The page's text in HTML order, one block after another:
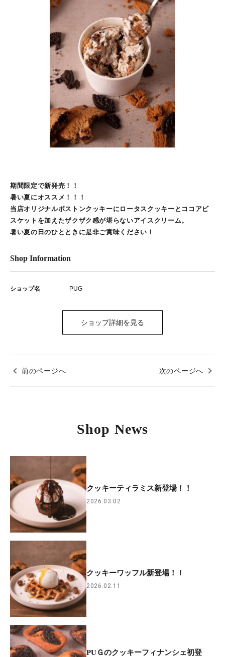
期間限定で新発売！！
暑い夏にオススメ！！！
当店オリジナルボストンクッキーにロータスクッキーとココアビ
スケットを加えたザクザク感が堪らないアイスクリーム。
暑い夏の日のひとときに是非ご賞味ください！
Shop Information
ショップ名 PUG
ショップ詳細を見る
前のページへ 次のページへ
Shop News
クッキーティラミス新登場！！
2026.03.02
クッキーワッフル新登場！！
2026.02.11
PUＧのクッキーフィナンシェ初登